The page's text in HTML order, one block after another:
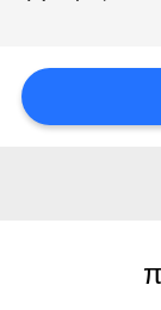
ΜΕ
SITEMAP